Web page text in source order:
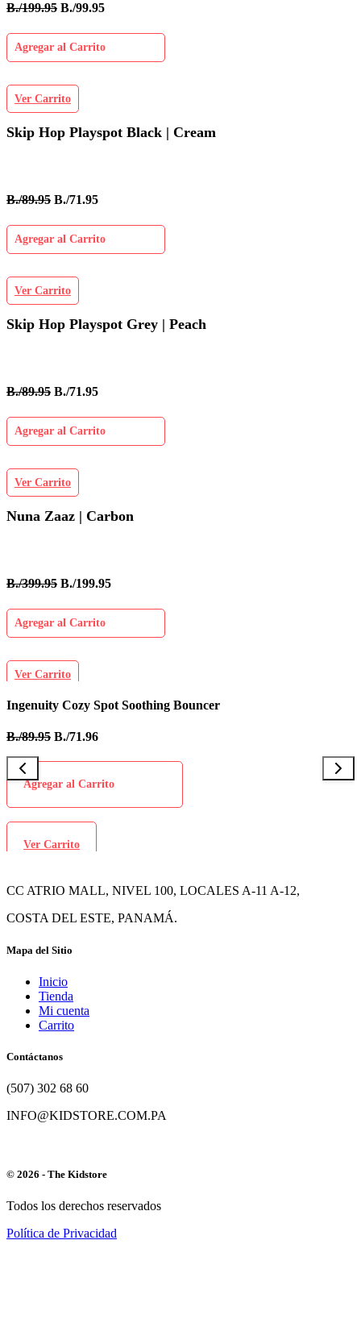
B./199.95 B./99.95
Agregar al Carrito
Ver Carrito
Skip Hop Playspot Black | Cream
B./89.95 B./71.95
Agregar al Carrito
Ver Carrito
Skip Hop Playspot Grey | Peach
B./89.95 B./71.95
Agregar al Carrito
Ver Carrito
Nuna Zaaz | Carbon
B./399.95 B./199.95
Agregar al Carrito
Ver Carrito
Ingenuity Cozy Spot Soothing Bouncer
B./89.95 B./71.96
Agregar al Carrito
Ver Carrito
CC ATRIO MALL, NIVEL 100, LOCALES A-11 A-12,
COSTA DEL ESTE, PANAMÁ.
Mapa del Sitio
Inicio
Tienda
Mi cuenta
Carrito
Contáctanos
(507) 302 68 60
INFO@KIDSTORE.COM.PA
© 2026 - The Kidstore
Todos los derechos reservados
Política de Privacidad